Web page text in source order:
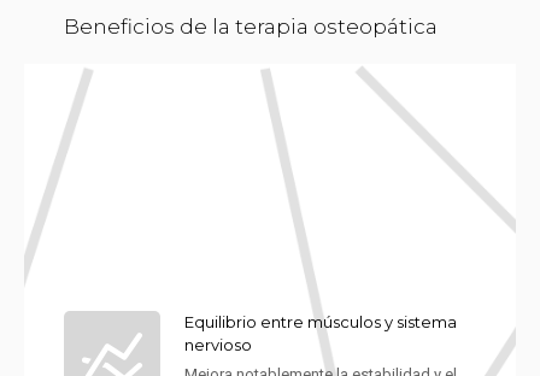
Beneficios de la terapia osteopática
Equilibrio entre músculos y sistema
nervioso